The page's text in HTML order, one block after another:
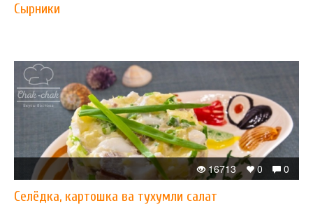
Сырники
0
0
16713
Селёдка, картошка ва тухумли салат